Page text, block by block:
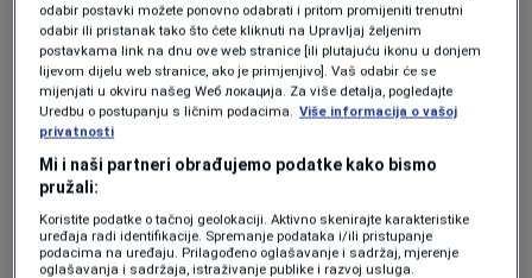
Vahid Halilhodžić s Nantesom ispao u
drugu francusku ligu
NOGOMET|8. maj.
Jakirovićev Hull remizirao u prvoj
polufinalnoj utakmici doigravanja za
NOGOMET|8. maj.
austrijske Bundeslige!
NOGOMET|8. maj.
odabir postavki možete ponovno odabrati i pritom promijeniti trenutni
odabir ili pristanak tako što ćete kliknuti na Upravljaj željenim
postavkama link na dnu ove web stranice [ili plutajuću ikonu u donjem
lijevom dijelu web stranice, ako je primjenjivo]. Vaš odabir će se
mijenjati u okviru našeg Wеб локација. Za više detalja, pogledajte
Uredbu o postupanju s ličnim podacima. Više informacija o vašoj
privatnosti
Mi i naši partneri obrađujemo podatke kako bismo
pružali:
Koristite podatke o tačnoj geolokaciji. Aktivno skenirajte karakteristike
uređaja radi identifikacije. Spremanje podataka i/ili pristupanje
podacima na uređaju. Prilagođeno oglašavanje i sadržaj, mjerenje
oglašavanja i sadržaja, istraživanje publike i razvoj usluga.